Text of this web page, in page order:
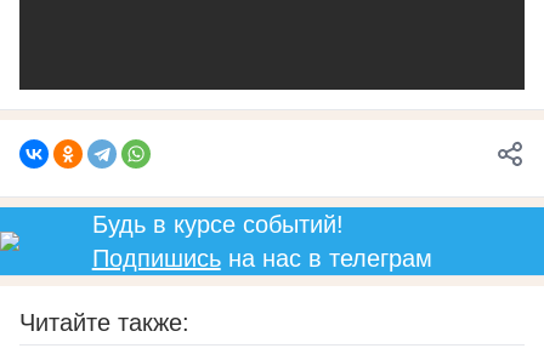
Будь в курсе событий!
Подпишисьна нас в телеграм
Читайте также: